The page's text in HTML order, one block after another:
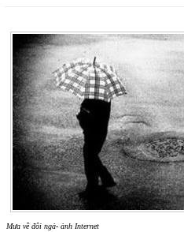
Mưa về đôi ngả- ảnh Internet